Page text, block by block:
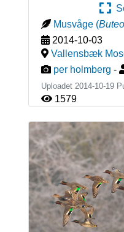
Musvåge (
2014-10-03
Vallensbæk
per holmberg -
Uploadet 2014-10-19
1579